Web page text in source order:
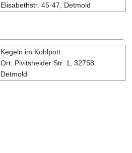
Elisabethstr. 45-47, Detmold
Kegeln im Kohlpott
Ort: Pivitsheider Str. 1, 32758
Detmold